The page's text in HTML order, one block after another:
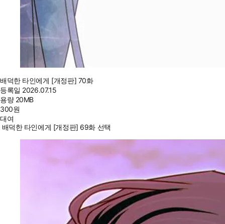
배덕한 타인에게 [개정판] 70화
등록일 2026.07.15
용량 20MB
300원
대여
배덕한 타인에게 [개정판] 69화 선택